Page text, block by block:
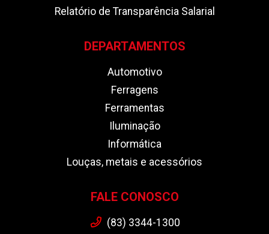
Relatório de Transparência Salarial
DEPARTAMENTOS
Automotivo
Ferragens
Ferramentas
Iluminação
Informática
Louças, metais e acessórios
FALE CONOSCO
(83) 3344-1300